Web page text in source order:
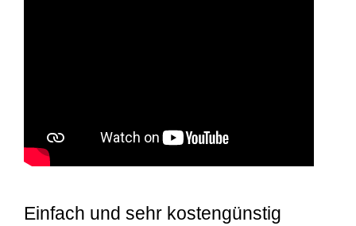
Einfach und sehr kostengünstig